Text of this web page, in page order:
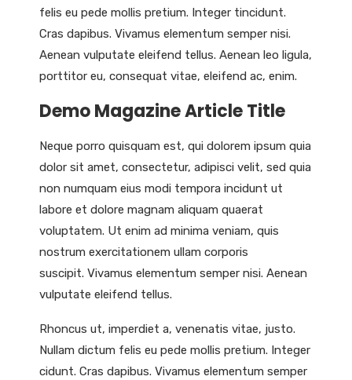
felis eu pede mollis pretium. Integer tincidunt.
Cras dapibus. Vivamus elementum semper nisi.
Aenean vulputate eleifend tellus. Aenean leo ligula,
porttitor eu, consequat vitae, eleifend ac, enim.
Demo Magazine Article Title
Neque porro quisquam est, qui dolorem ipsum quia
dolor sit amet, consectetur, adipisci velit, sed quia
non numquam eius modi tempora incidunt ut
labore et dolore magnam aliquam quaerat
voluptatem. Ut enim ad minima veniam, quis
nostrum exercitationem ullam corporis
suscipit. Vivamus elementum semper nisi. Aenean
vulputate eleifend tellus.
Rhoncus ut, imperdiet a, venenatis vitae, justo.
Nullam dictum felis eu pede mollis pretium. Integer
cidunt. Cras dapibus. Vivamus elementum semper